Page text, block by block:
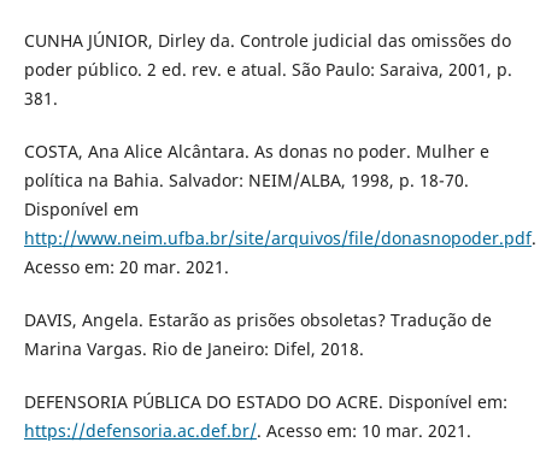
CUNHA JÚNIOR, Dirley da. Controle judicial das omissões do
poder público. 2 ed. rev. e atual. São Paulo: Saraiva, 2001, p.
381.
COSTA, Ana Alice Alcântara. As donas no poder. Mulher e
política na Bahia. Salvador: NEIM/ALBA, 1998, p. 18-70.
Disponível em
http://www.neim.ufba.br/site/arquivos/file/donasnopoder.pdf.
Acesso em: 20 mar. 2021.
DAVIS, Angela. Estarão as prisões obsoletas? Tradução de
Marina Vargas. Rio de Janeiro: Difel, 2018.
DEFENSORIA PÚBLICA DO ESTADO DO ACRE. Disponível em:
https://defensoria.ac.def.br/. Acesso em: 10 mar. 2021.